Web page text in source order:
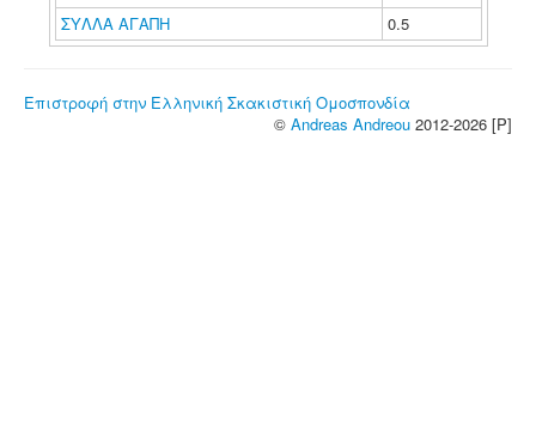
ΣΥΛΛΑ ΑΓΑΠΗ
0.5
Επιστροφή στην Ελληνική Σκακιστική Ομοσπονδία
© Andreas Andreou 2012-2026 [P]